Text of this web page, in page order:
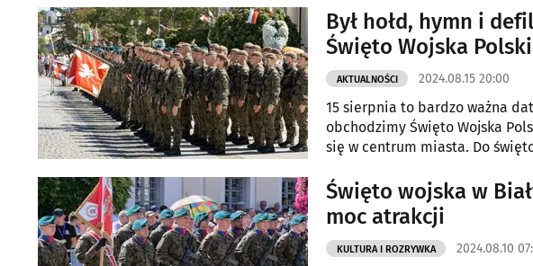
Był hołd, hymn i
Święto Wojska
AKTUALNOŚCI 2024.08.15 20:00
15 sierpnia to bardzo ważna
obchodzimy Święto Wojska
się w centrum miasta. Do
Święto wojska w
moc atrakcji
KULTURA I ROZRYWKA 2024.08.10